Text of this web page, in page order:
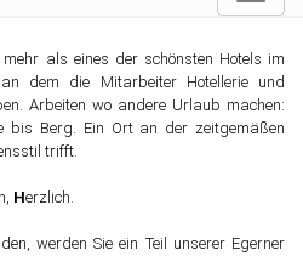
als eines der schönsten Hotels im
dem die Mitarbeiter Hotellerie und
Arbeiten wo andere Urlaub machen:
bis Berg. Ein Ort an der zeitgemäßen
trifft.
Herzlich.
werden Sie ein Teil unserer Egerner